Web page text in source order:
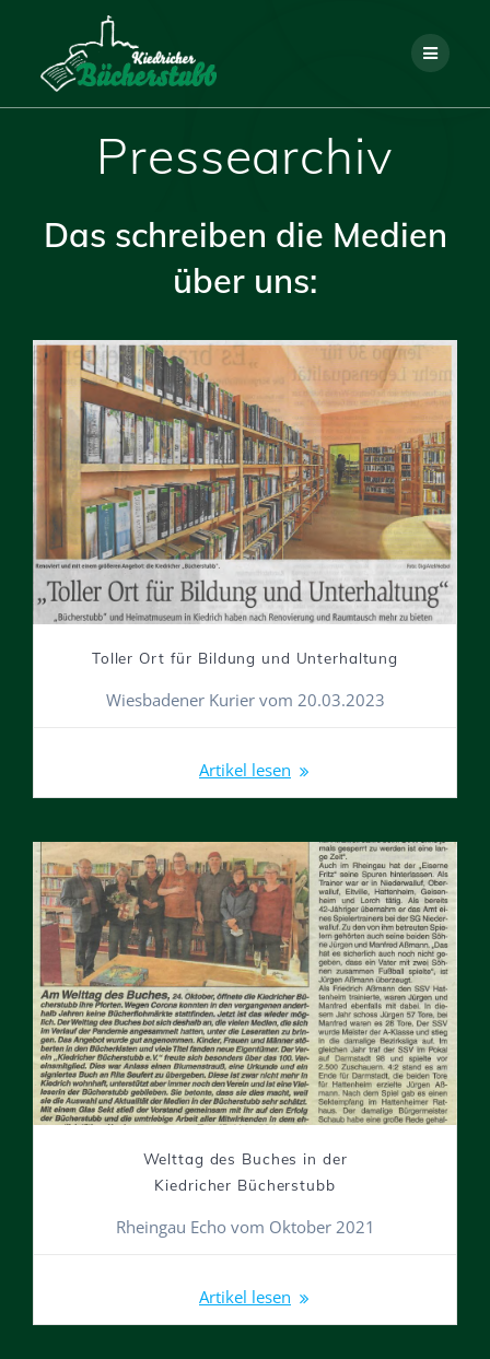
Pressearchiv
Das schreiben die Medien
über uns:
Toller Ort für Bildung und Unterhaltung
Wiesbadener Kurier vom 20.03.2023
Artikel lesen
Welttag des Buches in der
Kiedricher Bücherstubb
Rheingau Echo vom Oktober 2021
Artikel lesen